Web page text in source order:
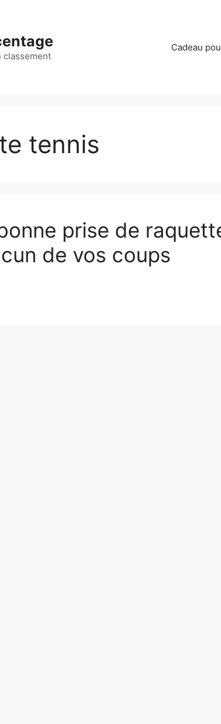
classement
Cadeau
tennis
prise de
de vos coups